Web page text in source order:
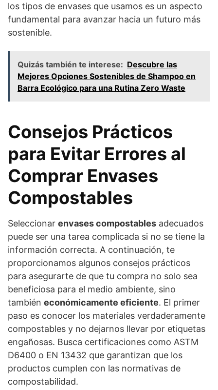
los tipos de envases que usamos es un aspecto
fundamental para avanzar hacia un futuro más
sostenible.
Quizás también te interese: Descubre las
Mejores Opciones Sostenibles de Shampoo en
Barra Ecológico para una Rutina Zero Waste
Consejos Prácticos
para Evitar Errores al
Comprar Envases
Compostables
Seleccionar envases compostables adecuados
puede ser una tarea complicada si no se tiene la
información correcta. A continuación, te
proporcionamos algunos consejos prácticos
para asegurarte de que tu compra no solo sea
beneficiosa para el medio ambiente, sino
también económicamente eficiente. El primer
paso es conocer los materiales verdaderamente
compostables y no dejarnos llevar por etiquetas
engañosas. Busca certificaciones como ASTM
D6400 o EN 13432 que garantizan que los
productos cumplen con las normativas de
compostabilidad.